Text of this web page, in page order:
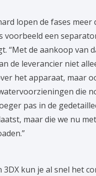
lopen de fases meer
voorbeeld een
“Met de aankoop van
de leverancier niet
het apparaat, maar
die
pas in de
maar die we nu
3DX kun je al snel het